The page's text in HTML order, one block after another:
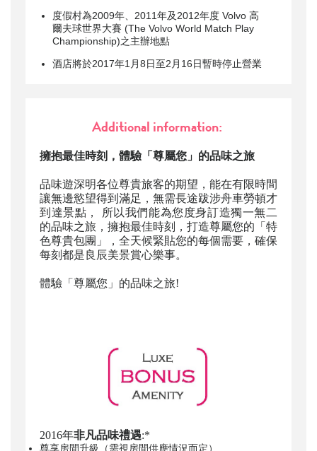
度假村為2009年、2011年及2012年度 Volvo 高
爾夫球世界大賽 (The Volvo World Match Play
Championship)之主辦地點
酒店將於2017年1月8日至2月16日暫時停止營業
Additional information:
擁抱最佳時刻，體驗「尊屬您」的品味之旅
品味遊深明各位尊貴旅客的期望，能在有限時間
讓無邊慾望得到滿足，無需長途跋涉舟車勞頓才
到達景點， 所以我們能為您度身訂造獨一無二
的品味之旅，擁抱最佳時刻，打造尊屬您的「特
色尊貴包團」，全天候緊貼您的每個需要，確保
每刻都是良辰美景賞心樂事。
體驗「尊屬您」的品味之旅!
2016年非凡品味禮遇:*
尊享房間升級（需視房間供應情況而定）